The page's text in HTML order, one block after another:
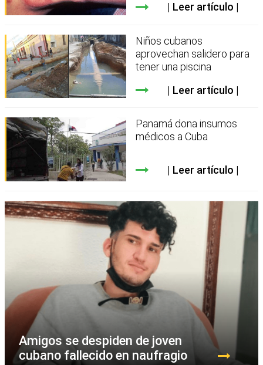
Leer artículo
Niños cubanos
aprovechan salidero para
tener una piscina
Leer artículo
Panamá dona insumos
médicos a Cuba
Leer artículo
Amigos se despiden de joven
cubano fallecido en naufragio